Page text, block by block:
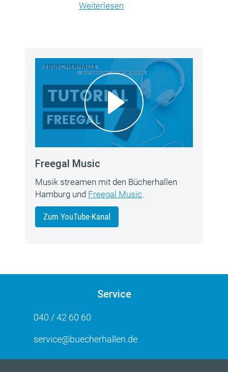
Weiterlesen
Freegal Music
Musik streamen mit den Bücherhallen
Hamburg und Freegal Music.
Zum YouTube-Kanal
Service
040 / 42 60 60
service@buecherhallen.de